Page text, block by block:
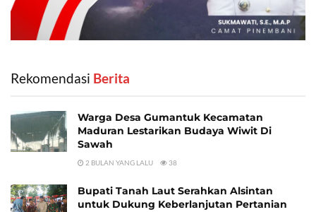
Rekomendasi ‎ Berita
Warga Desa Gumantuk Kecamatan
Maduran Lestarikan Budaya Wiwit Di
Sawah
2 BULAN YANG LALU 38
Bupati Tanah Laut Serahkan Alsintan
untuk Dukung Keberlanjutan Pertanian